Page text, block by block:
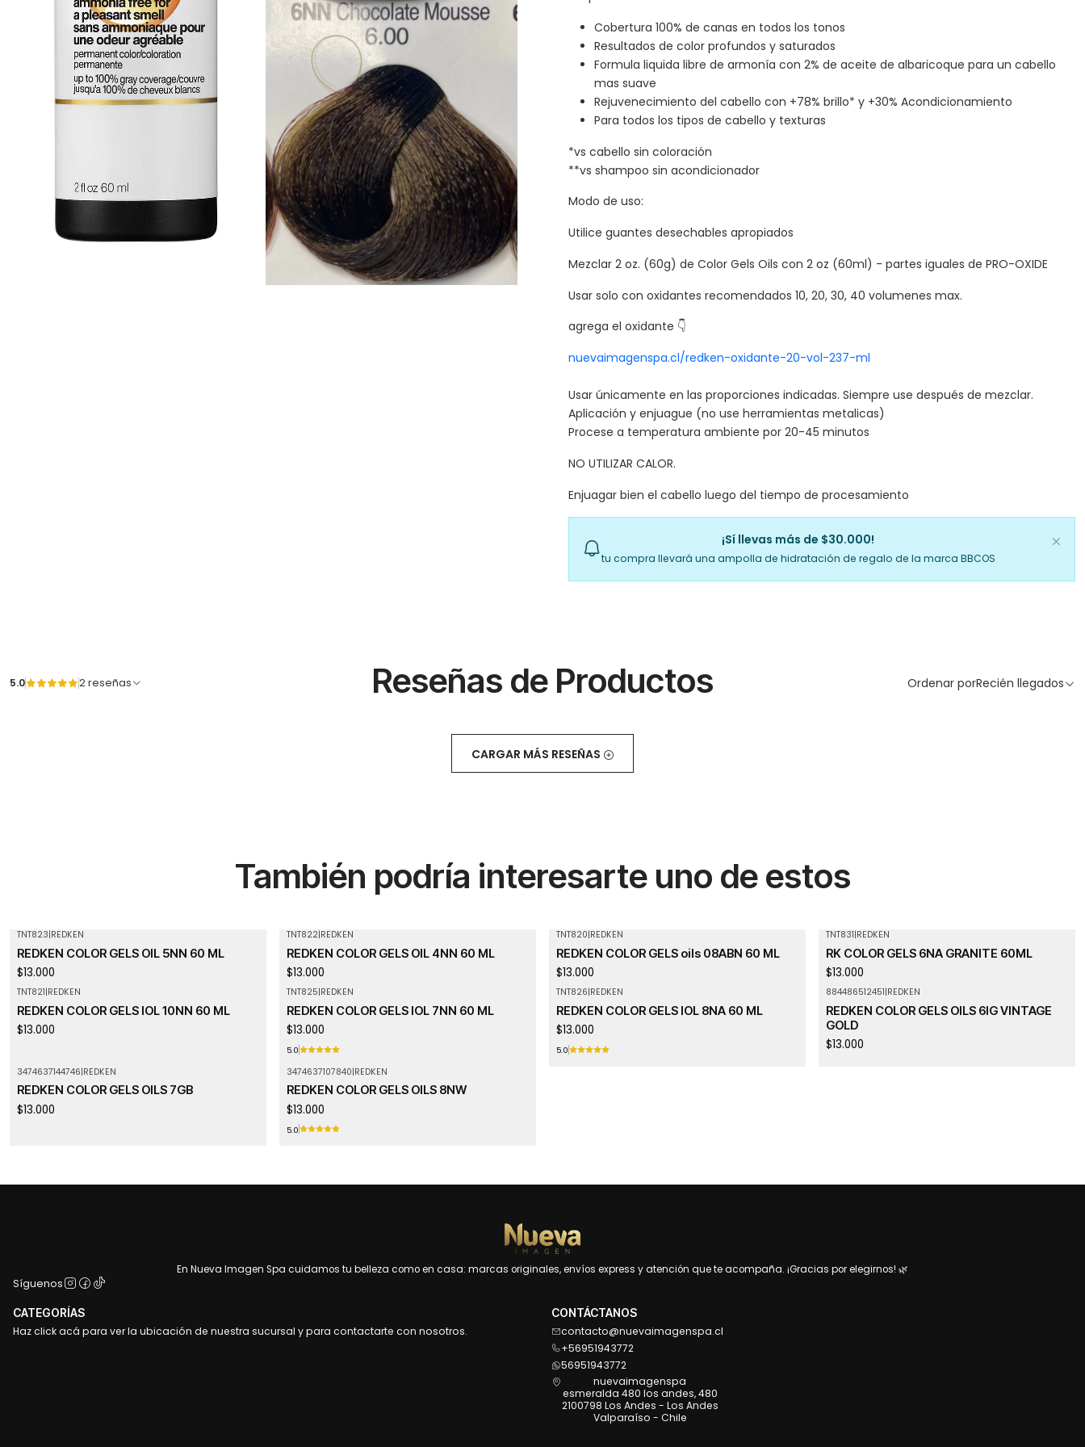
Cobertura 100% de canas en todos los tonos
Resultados de color profundos y saturados
Formula liquida libre de armonía con 2% de aceite de albaricoque para un cabello
mas suave
Rejuvenecimiento del cabello con +78% brillo* y +30% Acondicionamiento
Para todos los tipos de cabello y texturas
*vs cabello sin coloración
**vs shampoo sin acondicionador
Modo de uso:
Utilice guantes desechables apropiados
Mezclar 2 oz. (60g) de Color Gels Oils con 2 oz (60ml) - partes iguales de PRO-OXIDE
Usar solo con oxidantes recomendados 10, 20, 30, 40 volumenes max.
agrega el oxidante 👇
nuevaimagenspa.cl/redken-oxidante-20-vol-237-ml
Usar únicamente en las proporciones indicadas. Siempre use después de mezclar.
Aplicación y enjuague (no use herramientas metalicas)
Procese a temperatura ambiente por 20-45 minutos
NO UTILIZAR CALOR.
Enjuagar bien el cabello luego del tiempo de procesamiento
¡Sí llevas más de $30.000!
tu compra llevará una ampolla de hidratación de regalo de la marca BBCOS
Reseñas de Productos
5.0 2 reseñas Ordenar porRecién llegados
CARGAR MÁS RESEÑAS
También podría interesarte uno de estos
TNT823|REDKEN
REDKEN COLOR GELS OIL 5NN 60 ML
$13.000
TNT822|REDKEN
REDKEN COLOR GELS OIL 4NN 60 ML
$13.000
TNT820|REDKEN
REDKEN COLOR GELS oils 08ABN 60 ML
$13.000
TNT831|REDKEN
RK COLOR GELS 6NA GRANITE 60ML
$13.000
TNT821|REDKEN
REDKEN COLOR GELS IOL 10NN 60 ML
$13.000
TNT825|REDKEN
REDKEN COLOR GELS IOL 7NN 60 ML
$13.000
5.0
TNT826|REDKEN
REDKEN COLOR GELS IOL 8NA 60 ML
$13.000
5.0
884486512451|REDKEN
REDKEN COLOR GELS OILS 6IG VINTAGE
GOLD
$13.000
3474637144746|REDKEN
REDKEN COLOR GELS OILS 7GB
$13.000
3474637107840|REDKEN
REDKEN COLOR GELS OILS 8NW
$13.000
5.0
En Nueva Imagen Spa cuidamos tu belleza como en casa: marcas originales, envíos express y atención que te acompaña. ¡Gracias por elegirnos! 🌿
Síguenos
CATEGORÍAS
Haz click acá para ver la ubicación de nuestra sucursal y para contactarte con nosotros.
CONTÁCTANOS
contacto@nuevaimagenspa.cl
+56951943772
56951943772
nuevaimagenspa
esmeralda 480 los andes, 480
2100798 Los Andes - Los Andes
Valparaíso - Chile